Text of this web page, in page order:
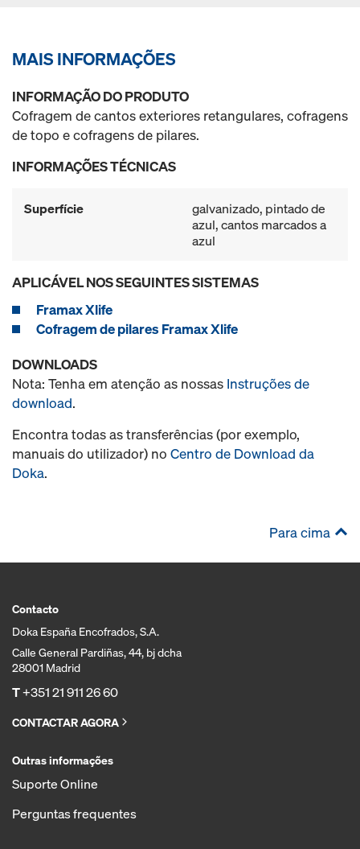
MAIS INFORMAÇÕES
INFORMAÇÃO DO PRODUTO
Cofragem de cantos exteriores retangulares, cofragens
de topo e cofragens de pilares.
INFORMAÇÕES TÉCNICAS
Superfície
galvanizado, pintado de
azul, cantos marcados a
azul
APLICÁVEL NOS SEGUINTES SISTEMAS
Framax Xlife
Cofragem de pilares Framax Xlife
DOWNLOADS
Nota: Tenha em atenção as nossas Instruções de
download.
Encontra todas as transferências (por exemplo,
manuais do utilizador) no Centro de Download da
Doka.
Para cima
Contacto
Doka España Encofrados, S.A.
Calle General Pardiñas, 44, bj dcha
28001 Madrid
T+351 21 911 26 60
CONTACTAR AGORA
Outras informações
Suporte Online
Perguntas frequentes